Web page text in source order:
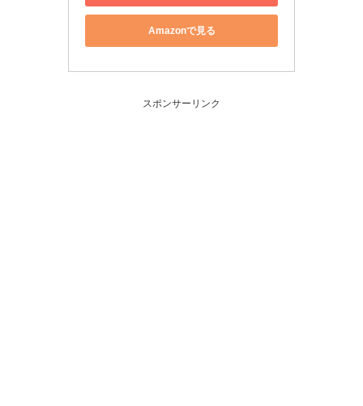
Amazonで見る
スポンサーリンク